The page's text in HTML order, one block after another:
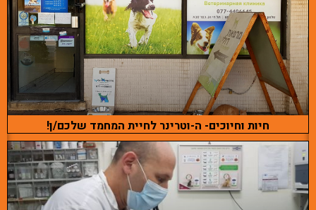
חיות וחיוכים- ה-וטרינר לחיית המחמד שלכם/ן!